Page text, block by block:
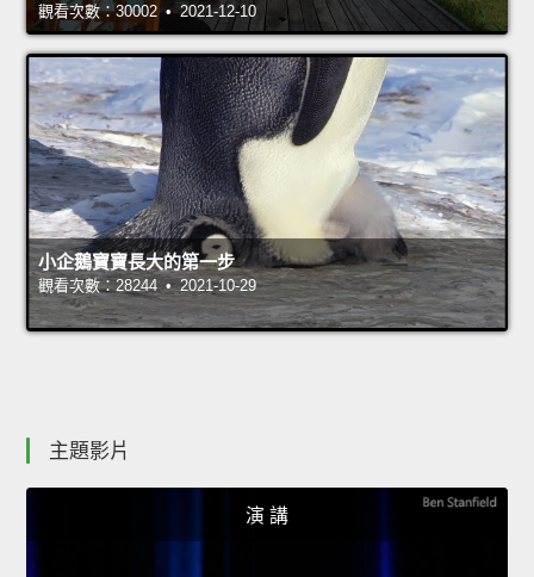
觀看次數：30002 • 2021-12-10
小企鵝寶寶長大的第一步
觀看次數：28244 • 2021-10-29
主題影片
演 講